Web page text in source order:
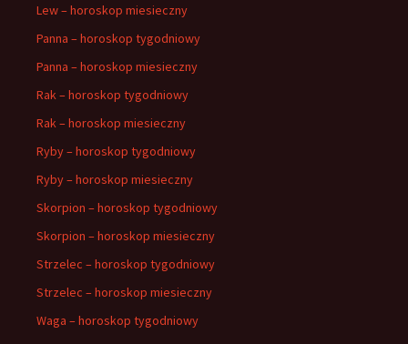
Lew – horoskop miesieczny
Panna – horoskop tygodniowy
Panna – horoskop miesieczny
Rak – horoskop tygodniowy
Rak – horoskop miesieczny
Ryby – horoskop tygodniowy
Ryby – horoskop miesieczny
Skorpion – horoskop tygodniowy
Skorpion – horoskop miesieczny
Strzelec – horoskop tygodniowy
Strzelec – horoskop miesieczny
Waga – horoskop tygodniowy